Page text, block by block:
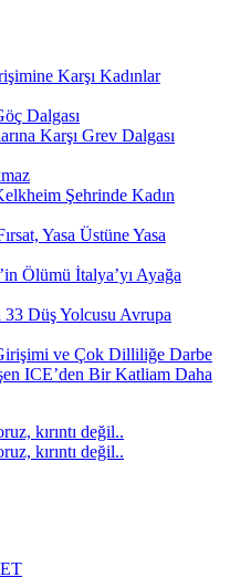
Karşı Kadınlar
Dalgası
Karşı Grev Dalgası
Şehrinde Kadın
Yasa Üstüne Yasa
Ölümü İtalya’yı Ayağa
33 Düş Yolcusu Avrupa
ve Çok Dilliliğe Darbe
ICE’den Bir Katliam Daha